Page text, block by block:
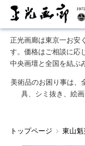
正光画廊は東京一お安
す。価格はご相談に応
中央画壇と全国を結ぶ
美術品のお困り事は、
具、シミ抜き、絵
トップページ 東山魁